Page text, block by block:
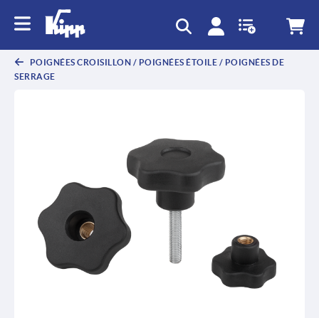
POIGNÉES CROISILLON / POIGNÉES ÉTOILE / POIGNÉES DE
SERRAGE